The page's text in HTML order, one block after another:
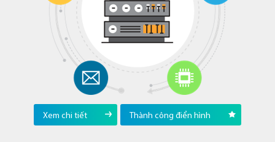
Xem chi tiết Thành công điển hình